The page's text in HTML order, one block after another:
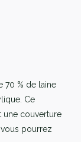
70 % de laine
Ce
une couverture
pourrez